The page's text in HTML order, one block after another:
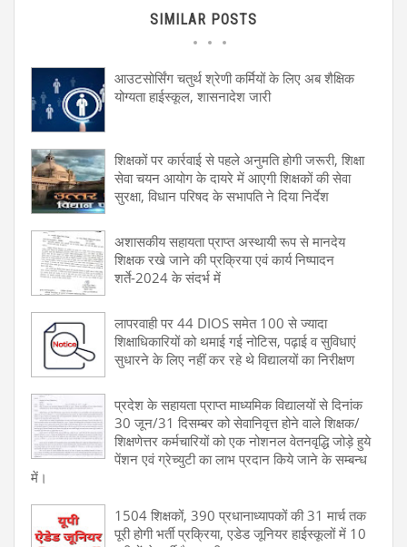
SIMILAR POSTS
आउटसोर्सिंग चतुर्थ श्रेणी कर्मियों के लिए अब शैक्षिक
योग्यता हाईस्कूल, शासनादेश जारी
शिक्षकों पर कार्रवाई से पहले अनुमति होगी जरूरी, शिक्षा
सेवा चयन आयोग के दायरे में आएगी शिक्षकों की सेवा
सुरक्षा, विधान परिषद के सभापति ने दिया निर्देश
अशासकीय सहायता प्राप्त अस्थायी रूप से मानदेय
शिक्षक रखे जाने की प्रक्रिया एवं कार्य निष्पादन
शर्ते-2024 के संदर्भ में
लापरवाही पर 44 DIOS समेत 100 से ज्यादा
शिक्षाधिकारियों को थमाई गई नोटिस, पढ़ाई व सुविधाएं
सुधारने के लिए नहीं कर रहे थे विद्यालयों का निरीक्षण
प्रदेश के सहायता प्राप्त माध्यमिक विद्यालयों से दिनांक
30 जून/31 दिसम्बर को सेवानिवृत्त होने वाले शिक्षक/
शिक्षणेत्तर कर्मचारियों को एक नोशनल वेतनवृद्धि जोड़े हुये
पेंशन एवं ग्रेच्युटी का लाभ प्रदान किये जाने के सम्बन्ध
में।
1504 शिक्षकों, 390 प्रधानाध्यापकों की 31 मार्च तक
पूरी होगी भर्ती प्रक्रिया, एडेड जूनियर हाईस्कूलों में 10